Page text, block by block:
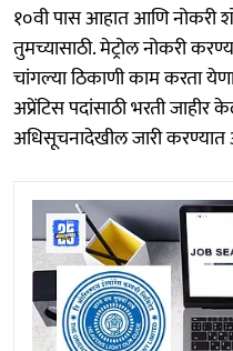
१०वी पास आहात आणि नोकरी
तुमच्यासाठी. मेट्रोल नोकरी
चांगल्या ठिकाणी काम करता
अप्रेंटिस पदांसाठी भरती जाहीर
अधिसूचनादेखील जारी